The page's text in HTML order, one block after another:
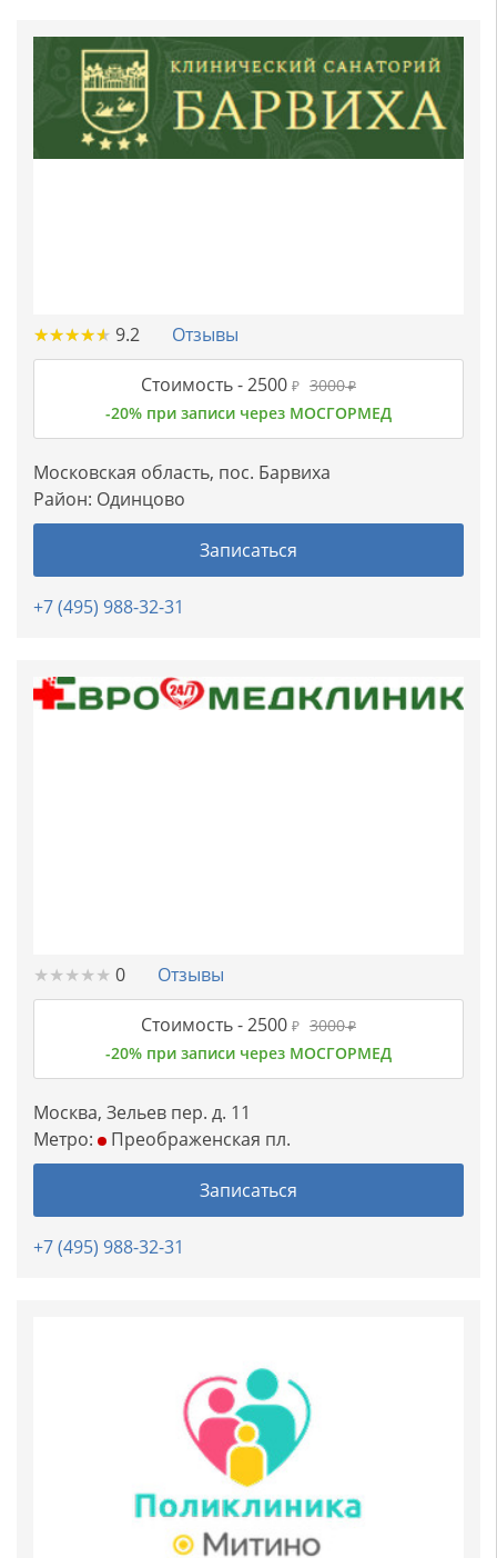
★★★★★
★★★★★ 9.2 Отзывы
Стоимость -2500 ₽ 3000₽
-20% при записи через МОСГОРМЕД
Московская область, пос. Барвиха
Район: Одинцово
Записаться
+7 (495) 988-32-31
★★★★★
★★★★★ 0 Отзывы
Стоимость -2500 ₽ 3000₽
-20% при записи через МОСГОРМЕД
Москва, Зельев пер. д. 11
Метро:
Преображенская пл.
Записаться
+7 (495) 988-32-31